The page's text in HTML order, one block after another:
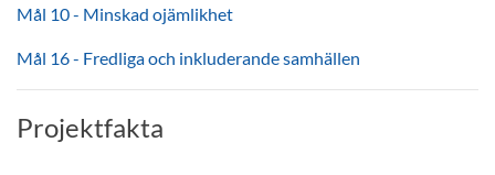
Mål 10 - Minskad ojämlikhet
Mål 16 - Fredliga och inkluderande samhällen
Projektfakta